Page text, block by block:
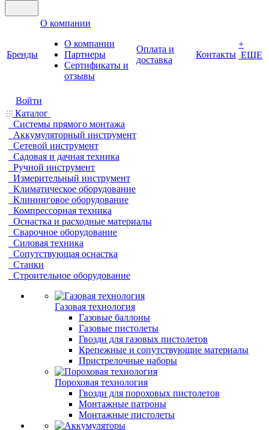
Бренды
О компании
О компании
Партнеры
Cертификаты и
отзывы
Оплата и
доставка
Контакты
+
ЕЩЕ
Войти
Каталог
Системы прямого монтажа
Аккумуляторный инструмент
Сетевой инструмент
Садовая и дачная техника
Ручной инструмент
Измерительный инструмент
Климатическое оборудование
Клининговое оборудование
Компрессорная техника
Оснастка и расходные материалы
Сварочное оборудование
Силовая техника
Сопутствующая оснастка
Станки
Строительное оборудование
Газовая технология
Газовые баллоны
Газовые пистолеты
Гвозди для газовых пистолетов
Крепежные и сопутствующие материалы
Пристрелочные наборы
Пороховая технология
Гвозди для пороховых пистолетов
Монтажные патроны
Монтажные пистолеты